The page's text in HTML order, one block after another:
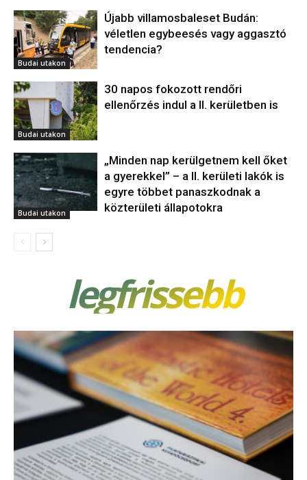
Budai utakon
Újabb villamosbaleset Budán:
véletlen egybeesés vagy aggasztó
tendencia?
Budai utakon
30 napos fokozott rendőri
ellenőrzés indul a II. kerületben is
Budai utakon
„Minden nap kerülgetnem kell őket
a gyerekkel” – a II. kerületi lakók is
egyre többet panaszkodnak a
közterületi állapotokra
legfrissebb